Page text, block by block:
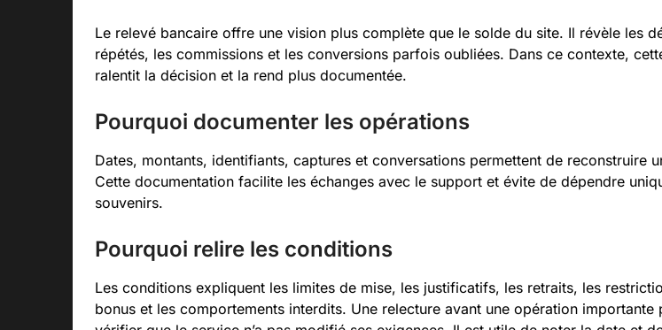
Le relevé bancaire offre une vision plus complète que le solde du site. Il révèle les
répétés, les commissions et les conversions parfois oubliées. Dans ce contexte,
ralentit la décision et la rend plus documentée.
Pourquoi documenter les opérations
Dates, montants, identifiants, captures et conversations permettent de reconstruire
Cette documentation facilite les échanges avec le support et évite de dépendre
souvenirs.
Pourquoi relire les conditions
Les conditions expliquent les limites de mise, les justificatifs, les retraits, les
bonus et les comportements interdits. Une relecture avant une opération importante